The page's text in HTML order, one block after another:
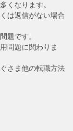
くなります。
は返信がない場合
題です。
問題に関わりま
さま他の転職方法